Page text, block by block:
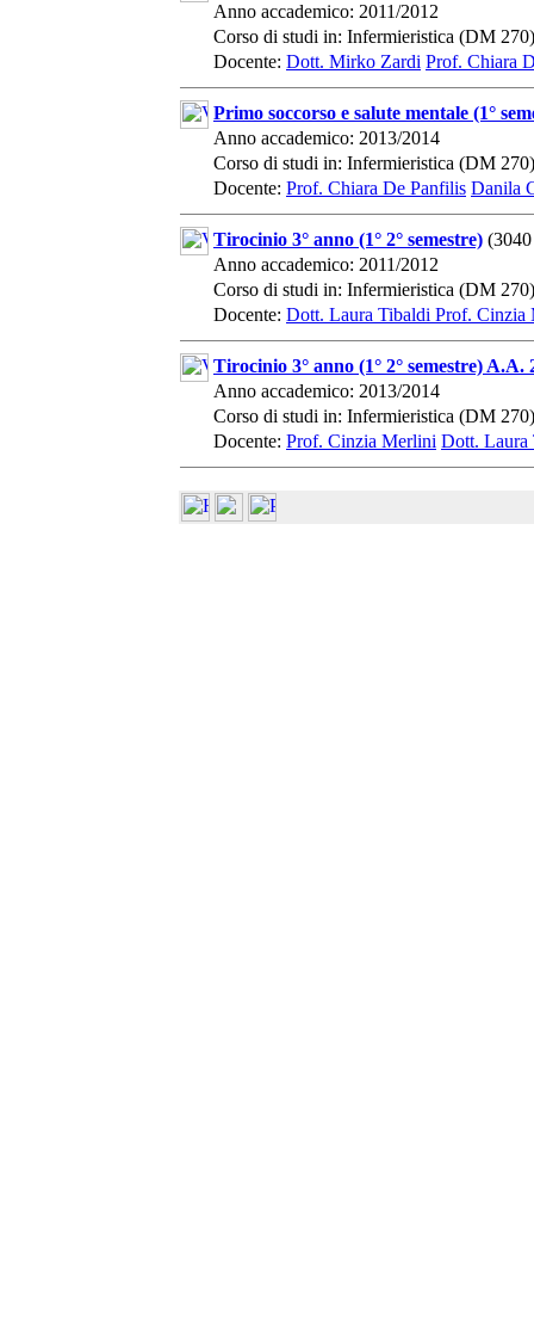
Anno accademico: 2011/2012
Corso di studi in: Infermieristica (DM 270)
Docente: Dott. Mirko Zardi Prof. Chiara
Primo soccorso e salute mentale (1°
Anno accademico: 2013/2014
Corso di studi in: Infermieristica (DM 270)
Docente: Prof. Chiara De Panfilis Danila
Tirocinio 3° anno (1° 2° semestre)
Anno accademico: 2011/2012
Corso di studi in: Infermieristica (DM 270)
Docente: Dott. Laura Tibaldi Prof. Cinzia
Tirocinio 3° anno (1° 2° semestre) A.A.
Anno accademico: 2013/2014
Corso di studi in: Infermieristica (DM 270)
Docente: Prof. Cinzia Merlini Dott. Laura